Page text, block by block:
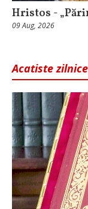
Hristos -
09 Aug, 2026
Acatiste zilnice